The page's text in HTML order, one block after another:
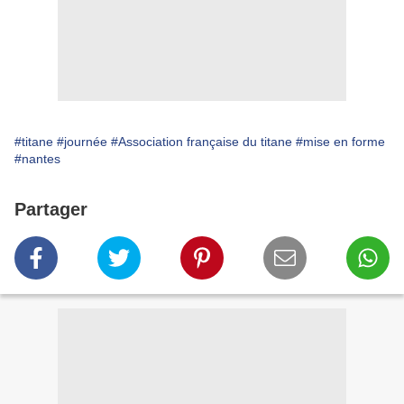
#titane #journée #Association française du titane #mise en forme
#nantes
Partager